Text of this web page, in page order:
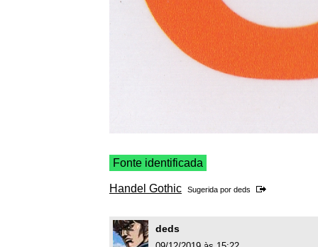
Fonte identificada
Handel Gothic Sugerida por deds
deds